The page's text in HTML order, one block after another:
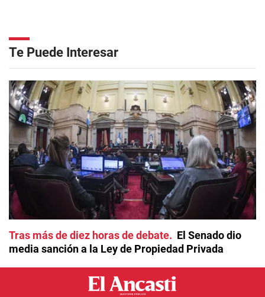
Te Puede Interesar
Tras más de diez horas de debate
El Senado dio
media sanción a la Ley de Propiedad Privada